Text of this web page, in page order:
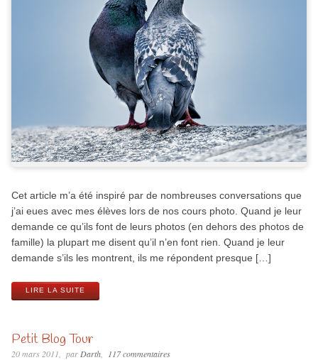
Cet article m’a été inspiré par de nombreuses conversations que
j’ai eues avec mes élèves lors de nos cours photo. Quand je leur
demande ce qu’ils font de leurs photos (en dehors des photos de
famille) la plupart me disent qu’il n’en font rien. Quand je leur
demande s’ils les montrent, ils me répondent presque […]
LIRE LA SUITE
Petit Blog Tour
20 mars 2011 par Darth 117 commentaires